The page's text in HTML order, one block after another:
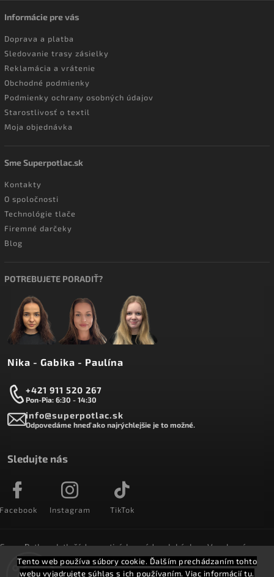
Tento web používa súbory cookie. Ďalším prechádzaním tohto
webu vyjadrujete súhlas s ich používaním. Viac informáciítu.
Informácie pre vás
Doprava a platba
Sledovanie trasy zásielky
Reklamácia a vrátenie
Obchodné podmienky
Podmienky ochrany osobných údajov
Starostlivosť o textil
Moja objednávka
Sme Superpotlac.sk
Kontakty
O spoločnosti
Technológie tlače
Firemné darčeky
Blog
POTREBUJETE PORADIŤ?
Nika - Gabika - Paulína
+421 911 520 267
Pon-Pia: 6:30 - 14:30
info@superpotlac.sk
Odpovedáme hneď ako najrýchlejšie je to možné.
Sledujte nás
Instagram TikTok
SuperPotlac.sk tlačí denne tisícky módnych kúskov. Vyrobené na
Slovensku a doručované do celého sveta :)